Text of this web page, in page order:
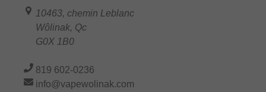
10463, chemin Leblanc
Wôlinak, Qc
G0X 1B0
819 602-0236
info@vapewolinak.com